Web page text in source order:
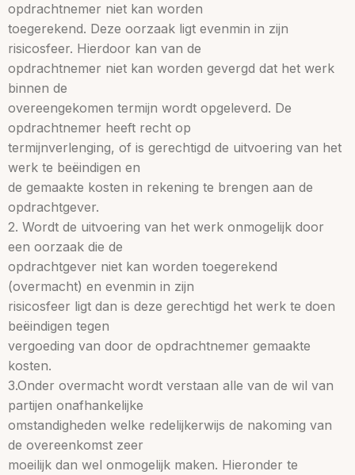
opdrachtnemer niet kan worden
toegerekend. Deze oorzaak ligt evenmin in zijn
risicosfeer. Hierdoor kan van de
opdrachtnemer niet kan worden gevergd dat het werk
binnen de
overeengekomen termijn wordt opgeleverd. De
opdrachtnemer heeft recht op
termijnverlenging, of is gerechtigd de uitvoering van het
werk te beëindigen en
de gemaakte kosten in rekening te brengen aan de
opdrachtgever.
2. Wordt de uitvoering van het werk onmogelijk door
een oorzaak die de
opdrachtgever niet kan worden toegerekend
(overmacht) en evenmin in zijn
risicosfeer ligt dan is deze gerechtigd het werk te doen
beëindigen tegen
vergoeding van door de opdrachtnemer gemaakte
kosten.
3.Onder overmacht wordt verstaan alle van de wil van
partijen onafhankelijke
omstandigheden welke redelijkerwijs de nakoming van
de overeenkomst zeer
moeilijk dan wel onmogelijk maken. Hieronder te